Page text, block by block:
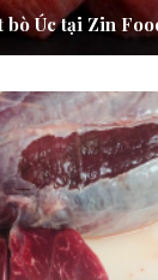
bò Úc tại Zin